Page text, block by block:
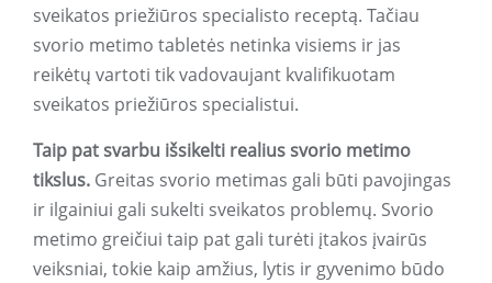
sveikatos priežiūros specialisto receptą. Tačiau
svorio metimo tabletės netinka visiems ir jas
reikėtų vartoti tik vadovaujant kvalifikuotam
sveikatos priežiūros specialistui.
Taip pat svarbu išsikelti realius svorio metimo
tikslus. Greitas svorio metimas gali būti pavojingas
ir ilgainiui gali sukelti sveikatos problemų. Svorio
metimo greičiui taip pat gali turėti įtakos įvairūs
veiksniai, tokie kaip amžius, lytis ir gyvenimo būdo